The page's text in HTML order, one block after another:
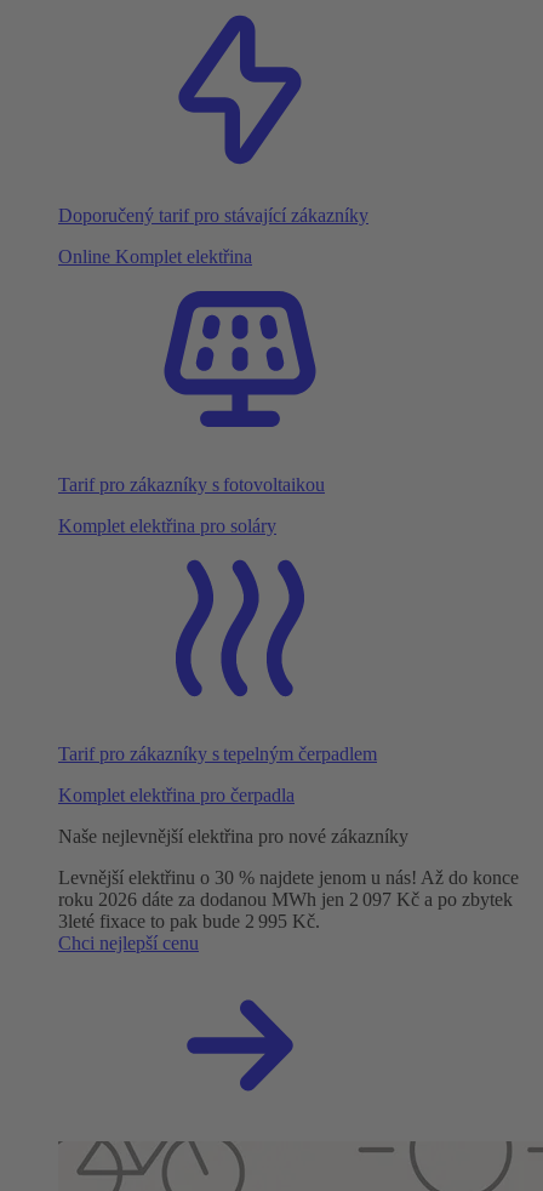
Doporučený tarif pro stávající zákazníky
Online Komplet elektřina
Tarif pro zákazníky s fotovoltaikou
Komplet elektřina pro soláry
Tarif pro zákazníky s tepelným čerpadlem
Komplet elektřina pro čerpadla
Naše nejlevnější elektřina pro nové zákazníky
Levnější elektřinu o 30 % najdete jenom u nás! Až do konce
roku 2026 dáte za dodanou MWh jen 2 097 Kč a po zbytek
3leté fixace to pak bude 2 995 Kč.
Chci nejlepší cenu